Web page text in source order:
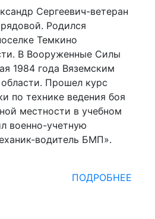
Сергеевич-ветеран
Родился
Темкино
В Вооруженные Силы
1984 года Вяземским
Прошел курс
по технике ведения боя
местности в учебном
военно-учетную
водитель БМП».
ПОДРОБНЕЕ